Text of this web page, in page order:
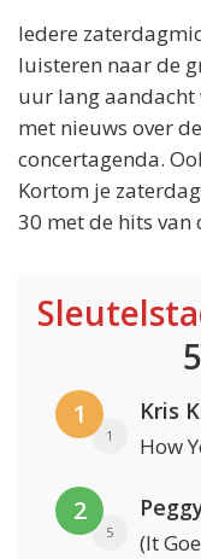
Iedere
luisteren naar de
uur lang aandacht
met nieuws over
concertagenda.
Kortom je
30 met de hits van
1
1 How
2
5 (It